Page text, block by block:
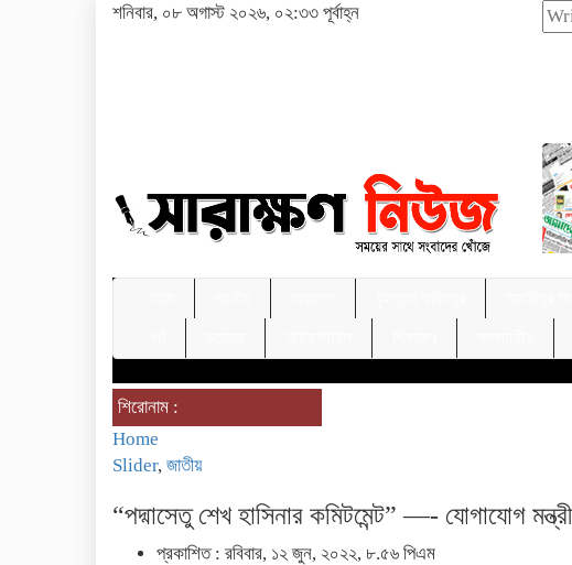
শনিবার, ০৮ অগাস্ট ২০২৬, ০২:৩৩ পূর্বাহ্ন
শিরোনাম :
Home
Slider, জাতীয়
“পদ্মাসেতু শেখ হাসিনার কমিটমেন্ট” —- যোগাযোগ মন্ত্রী
প্রকাশিত : রবিবার, ১২ জুন, ২০২২, ৮.৫৬ পিএম